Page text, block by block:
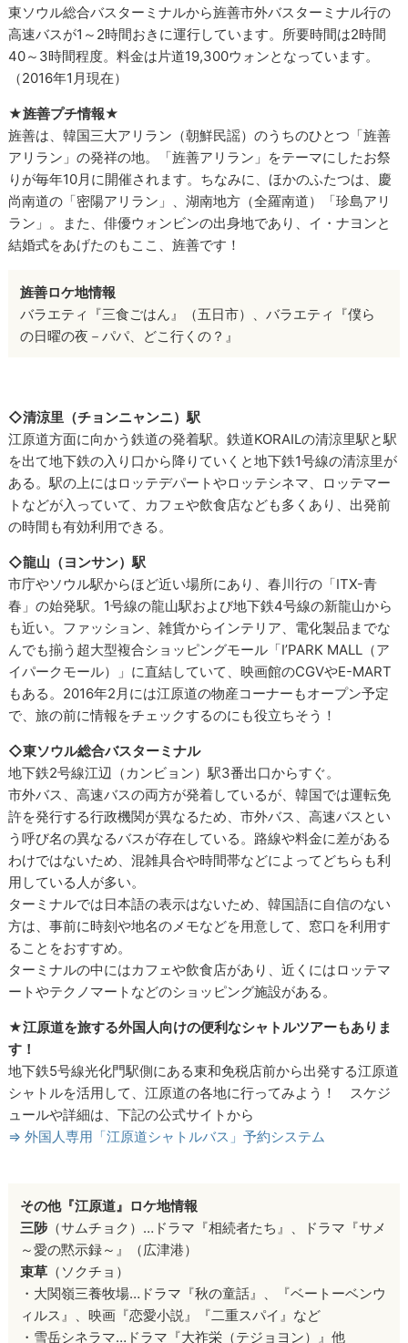
東ソウル総合バスターミナルから旌善市外バスターミナル行の
高速バスが1～2時間おきに運行しています。所要時間は2時間
40～3時間程度。料金は片道19,300ウォンとなっています。
（2016年1月現在）
★旌善プチ情報★
旌善は、韓国三大アリラン（朝鮮民謡）のうちのひとつ「旌善
アリラン」の発祥の地。「旌善アリラン」をテーマにしたお祭
りが毎年10月に開催されます。ちなみに、ほかのふたつは、慶
尚南道の「密陽アリラン」、湖南地方（全羅南道）「珍島アリ
ラン」。また、俳優ウォンビンの出身地であり、イ・ナヨンと
結婚式をあげたのもここ、旌善です！
旌善ロケ地情報
バラエティ『三食ごはん』（五日市）、バラエティ『僕ら
の日曜の夜－パパ、どこ行くの？』
◇清涼里（チョンニャンニ）駅
江原道方面に向かう鉄道の発着駅。鉄道KORAILの清涼里駅と駅
を出て地下鉄の入り口から降りていくと地下鉄1号線の清涼里が
ある。駅の上にはロッテデパートやロッテシネマ、ロッテマー
トなどが入っていて、カフェや飲食店なども多くあり、出発前
の時間も有効利用できる。
◇龍山（ヨンサン）駅
市庁やソウル駅からほど近い場所にあり、春川行の「ITX-青
春」の始発駅。1号線の龍山駅および地下鉄4号線の新龍山から
も近い。ファッション、雑貨からインテリア、電化製品までな
んでも揃う超大型複合ショッピングモール「I’PARK MALL（ア
イパークモール）」に直結していて、映画館のCGVやE-MART
もある。2016年2月には江原道の物産コーナーもオープン予定
で、旅の前に情報をチェックするのにも役立ちそう！
◇東ソウル総合バスターミナル
地下鉄2号線江辺（カンビョン）駅3番出口からすぐ。
市外バス、高速バスの両方が発着しているが、韓国では運転免
許を発行する行政機関が異なるため、市外バス、高速バスとい
う呼び名の異なるバスが存在している。路線や料金に差がある
わけではないため、混雑具合や時間帯などによってどちらも利
用している人が多い。
ターミナルでは日本語の表示はないため、韓国語に自信のない
方は、事前に時刻や地名のメモなどを用意して、窓口を利用す
ることをおすすめ。
ターミナルの中にはカフェや飲食店があり、近くにはロッテマ
ートやテクノマートなどのショッピング施設がある。
★江原道を旅する外国人向けの便利なシャトルツアーもありま
す！
地下鉄5号線光化門駅側にある東和免税店前から出発する江原道
シャトルを活用して、江原道の各地に行ってみよう！ スケジ
ュールや詳細は、下記の公式サイトから
⇒ 外国人専用「江原道シャトルバス」予約システム
その他『江原道』ロケ地情報
三陟 （サムチョク）…ドラマ『相続者たち』、ドラマ『サメ
～愛の黙示録～』（広津港）
束草 （ソクチョ）
・大関嶺三養牧場…ドラマ『秋の童話』、『ベートーベンウ
ィルス』、映画『恋愛小説』『二重スパイ』など
・雪岳シネラマ…ドラマ『大祚栄（テジョヨン）』他